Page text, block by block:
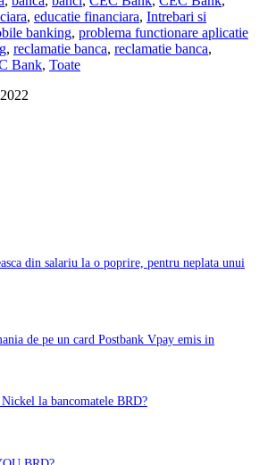
, educatie financiara, Intrebari si
banking, problema functionare aplicatie
, reclamatie banca, reclamatie banca,
Bank, Toate
din salariu la o poprire, pentru neplata unui
de pe un card Postbank Vpay emis in
la bancomatele BRD?